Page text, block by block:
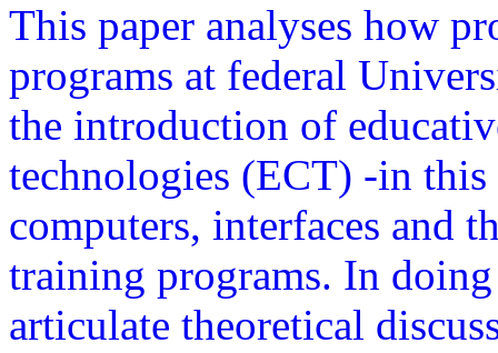
This paper analyses how
programs at federal
the introduction of
technologies (ECT) -in this
computers, interfaces and
training programs. In
articulate theoretical